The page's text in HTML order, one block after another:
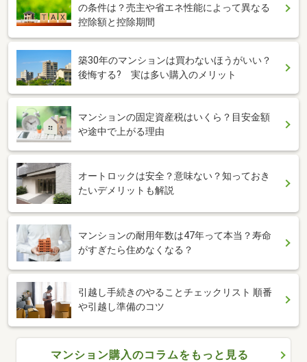
の条件は？売主や省エネ性能によって異なる
控除額と控除期間
築30年のマンションは買わないほうがいい？
後悔する? 実は多い購入のメリット
マンションの固定資産税はいくら？目安金額
や途中で上がる理由
オートロックは安全？意味ない？知っておき
たいデメリットも解説
マンションの耐用年数は47年って本当？寿命
がすぎたら住めなくなる？
引越し手続きのやることチェックリスト 順番
や引越し準備のコツ
マンション購入のコラムをもっと見る